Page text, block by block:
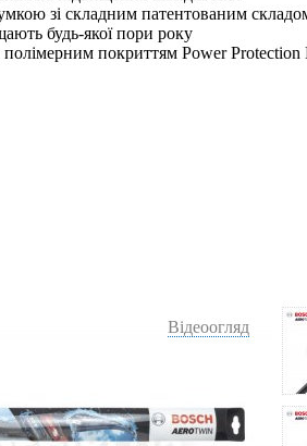
зі складним патентованим
будь-якої пори року
полімерним покриттям Power
Відеоогляд